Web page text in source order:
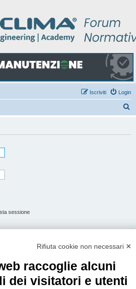
Login
Iscriviti
sessione
registrato. La registrazione richiede solo
alle funzioni avanzate. L’amministratore
agli utenti. Prima di eseguire il login
Rifiuta cookie non necessari ✕
raccoglie alcuni
dei visitatori e utenti